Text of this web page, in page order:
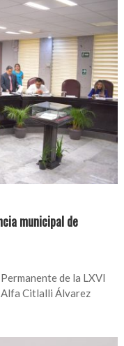
municipal de
de la LXVI
Alfa Citlalli Álvarez